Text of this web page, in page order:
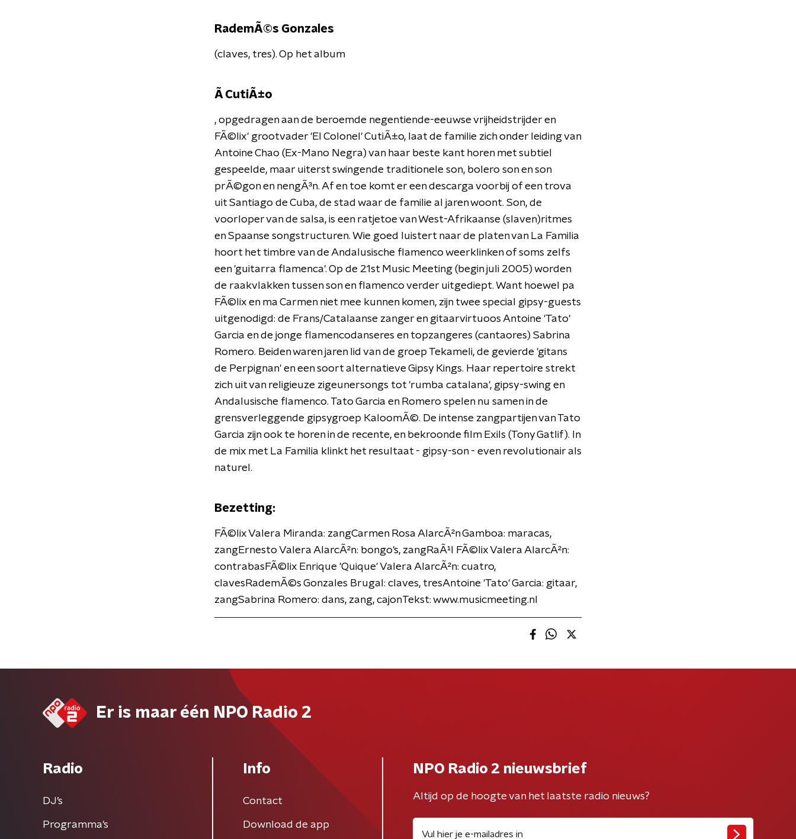
RademÃ©s Gonzales
(claves, tres). Op het album
Ã CutiÃ±o
, opgedragen aan de beroemde negentiende-eeuwse vrijheidstrijder en
FÃ©lix' grootvader 'El Colonel' CutiÃ±o, laat de familie zich onder leiding van
Antoine Chao (Ex-Mano Negra) van haar beste kant horen met subtiel
gespeelde, maar uiterst swingende traditionele son, bolero son en son
prÃ©gon en nengÃ³n. Af en toe komt er een descarga voorbij of een trova
uit Santiago de Cuba, de stad waar de familie al jaren woont. Son, de
voorloper van de salsa, is een ratjetoe van West-Afrikaanse (slaven)ritmes
en Spaanse songstructuren. Wie goed luistert naar de platen van La Familia
hoort het timbre van de Andalusische flamenco weerklinken of soms zelfs
een 'guitarra flamenca'. Op de 21st Music Meeting (begin juli 2005) worden
de raakvlakken tussen son en flamenco verder uitgediept. Want hoewel pa
FÃ©lix en ma Carmen niet mee kunnen komen, zijn twee special gipsy-guests
uitgenodigd: de Frans/Catalaanse zanger en gitaarvirtuoos Antoine 'Tato'
Garcia en de jonge flamencodanseres en topzangeres (cantaores) Sabrina
Romero. Beiden waren jaren lid van de groep Tekameli, de gevierde 'gitans
de Perpignan' en een soort alternatieve Gipsy Kings. Haar repertoire strekt
zich uit van religieuze zigeunersongs tot 'rumba catalana', gipsy-swing en
Andalusische flamenco. Tato Garcia en Romero spelen nu samen in de
grensverleggende gipsygroep KaloomÃ©. De intense zangpartijen van Tato
Garcia zijn ook te horen in de recente, en bekroonde film Exils (Tony Gatlif). In
de mix met La Familia klinkt het resultaat - gipsy-son - even revolutionair als
naturel.
Bezetting:
FÃ©lix Valera Miranda: zangCarmen Rosa AlarcÃ²n Gamboa: maracas,
zangErnesto Valera AlarcÃ²n: bongo's, zangRaÃ¹l FÃ©lix Valera AlarcÃ²n:
contrabasFÃ©lix Enrique 'Quique' Valera AlarcÃ²n: cuatro,
clavesRademÃ©s Gonzales Brugal: claves, tresAntoine 'Tato' Garcia: gitaar,
zangSabrina Romero: dans, zang, cajonTekst: www.musicmeeting.nl
Er is maar één NPO Radio 2
Radio
DJ’s
Programma's
Info
Contact
Download de app
NPO Radio 2 nieuwsbrief
Altijd op de hoogte van het laatste radio nieuws?